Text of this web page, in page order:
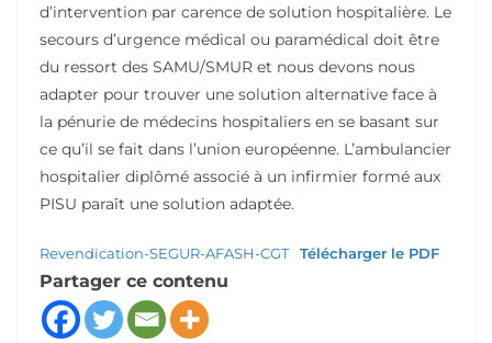
d’intervention par carence de solution hospitalière. Le
secours d’urgence médical ou paramédical doit être
du ressort des SAMU/SMUR et nous devons nous
adapter pour trouver une solution alternative face à
la pénurie de médecins hospitaliers en se basant sur
ce qu’il se fait dans l’union européenne. L’ambulancier
hospitalier diplômé associé à un infirmier formé aux
PISU paraît une solution adaptée.
Revendication-SEGUR-AFASH-CGT Télécharger le PDF
Partager ce contenu